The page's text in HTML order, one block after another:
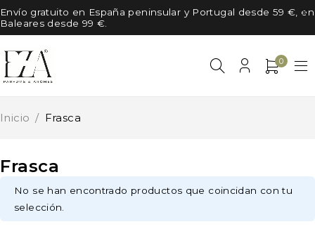
Envío gratuito en España peninsular y Portugal desde 59 €, en
Baleares desde 99 €.
0
Frasca
Inicio / Frasca
No se han encontrado productos que coincidan con tu
selección.